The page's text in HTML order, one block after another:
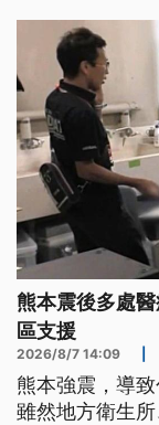
熊本震後多處
區支援
2026/8/7 14:09
熊本強震，導
雖然地方衛生